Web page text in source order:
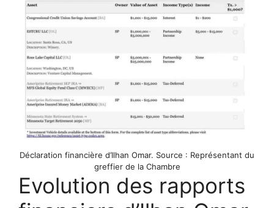
Déclaration financière d’Ilhan Omar. Source : Représentant du
greffier de la Chambre
Evolution des rapports